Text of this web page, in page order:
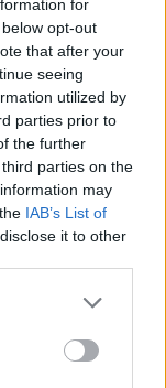
for
opt-out
that after your
seeing
utilized by
parties prior to
the further
parties on the
may
IAB’s List of
it to other
7.5
Doraemon 2.